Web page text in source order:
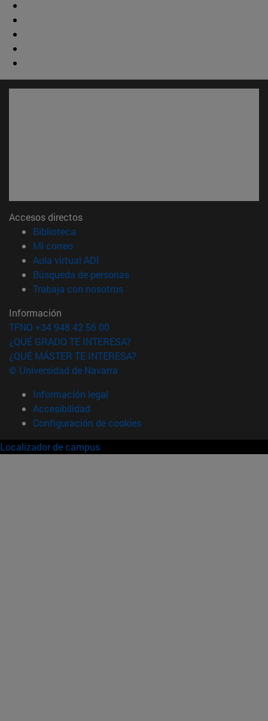
Accesos directos
Biblioteca
Mi correo(abre en nueva ventana)
Aula virtual ADI
Búsqueda de personas(abre en nueva ventana)
Trabaja con nosotros(abre en nueva ventana)
Información
TFNO +34 948 42 56 00
¿QUÉ GRADO TE INTERESA?
¿QUÉ MÁSTER TE INTERESA?
© Universidad de Navarra
Información legal
Accesibilidad
Configuración de cookies
Localizador de campus